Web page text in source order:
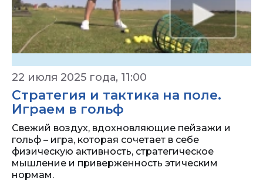
22 июля 2025 года, 11:00
Стратегия и тактика на поле.
Играем в гольф
Свежий воздух, вдохновляющие пейзажи и
гольф – игра, которая сочетает в себе
физическую активность, стратегическое
мышление и приверженность этическим
нормам.